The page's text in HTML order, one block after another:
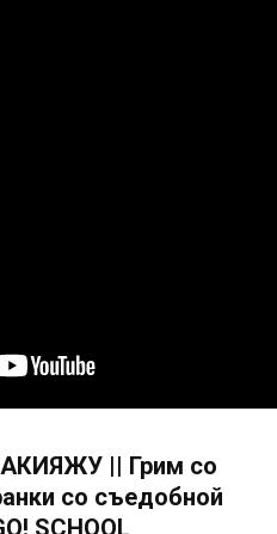
|| Грим со
со съедобной
SCHOOL